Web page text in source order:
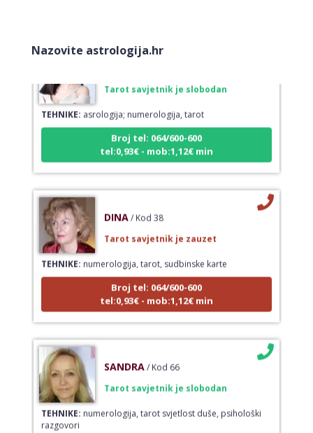
Nazovite astrologija.hr
KRISTINA
TEHNIKE:asrologija; numerologija, tarot
Broj tel: 064/600-600
tel:0,93€ - mob:1,12€ min
TEHNIKE:numerologija, tarot, sudbinske karte
Broj tel: 064/600-600
tel:0,93€ - mob:1,12€ min
TEHNIKE:numerologija, tarot svjetlost duše, psihološki
razgovori